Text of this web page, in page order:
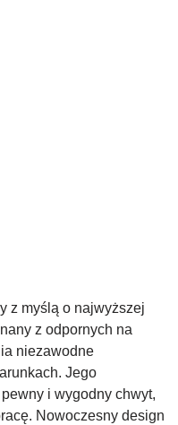
z myślą o najwyższej
z odpornych na
niezawodne
Jego
i wygodny chwyt,
Nowoczesny design